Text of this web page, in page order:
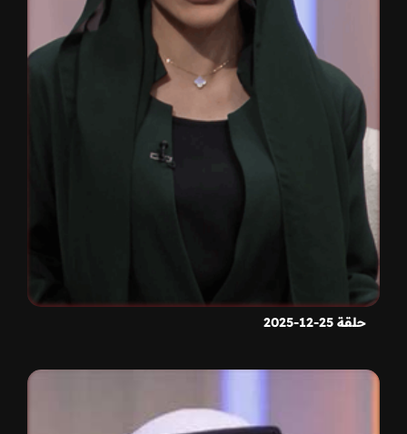
حلقة 25-12-2025